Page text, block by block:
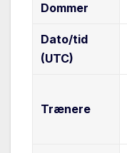
Dommer
Dato/tid
(UTC)
Trænere